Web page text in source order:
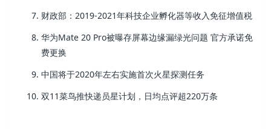
财政部：2019-2021年科技企业孵化器等收入免征增值税
华为Mate 20 Pro被曝存屏幕边缘漏绿光问题 官方承诺免
费更换
中国将于2020年左右实施首次火星探测任务
双11菜鸟推快递员星计划，日均点评超220万条